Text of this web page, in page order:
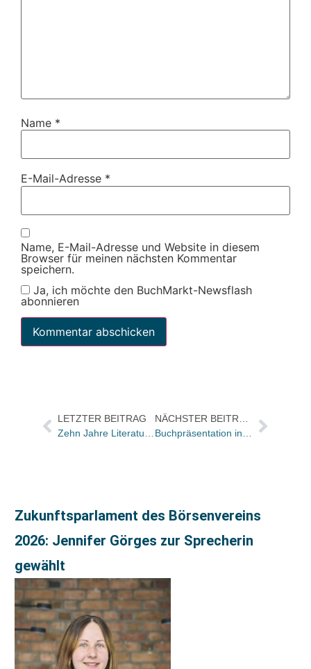
Name *
E-Mail-Adresse *
Name, E-Mail-Adresse und Website in diesem
Browser für meinen nächsten Kommentar
speichern.
Ja, ich möchte den BuchMarkt-Newsflash
abonnieren
LETZTER BEITRAG
Zukunftsparlament des Börsenvereins
2026: Jennifer Görges zur Sprecherin
gewählt